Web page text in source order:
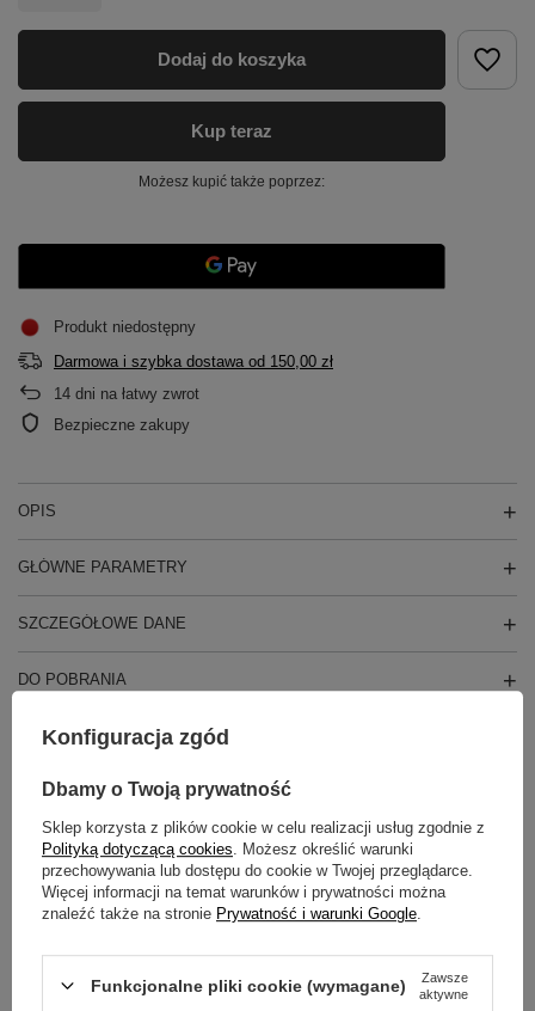
Dodaj do koszyka
Kup teraz
Możesz kupić także poprzez:
Produkt niedostępny
Darmowa i szybka dostawa od 150,00 zł
14 dni na łatwy zwrot
Bezpieczne zakupy
OPIS
GŁÓWNE PARAMETRY
SZCZEGÓŁOWE DANE
DO POBRANIA
GWARANCJA
OPINIE (0)
Potrzebujesz pomocy? Masz pytania?
Zadaj pytanie a my odpowiemy niezwłocznie,
dla innych.
Konfiguracja zgód
Dbamy o Twoją prywatność
Sklep korzysta z plików cookie w celu realizacji usług zgodnie z
Polityką dotyczącą cookies . Możesz określić warunki
przechowywania lub dostępu do cookie w Twojej przeglądarce.
Więcej informacji na temat warunków i prywatności można
znaleźć także na stronie Prywatność i warunki Google
Funkcjonalne pliki cookie (wymagane)
Zawsze
aktywne